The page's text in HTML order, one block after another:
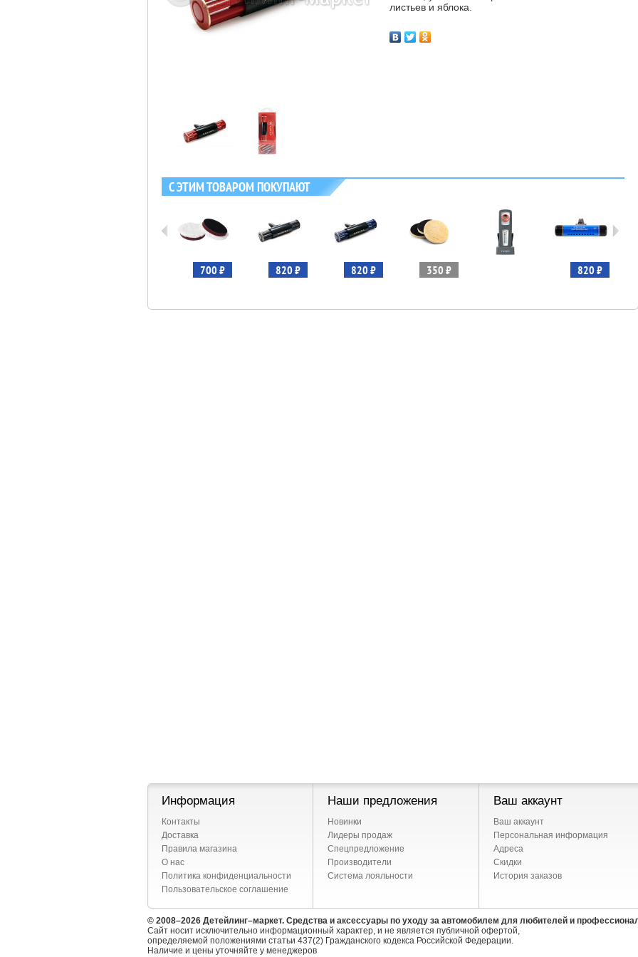
листьев и яблока.
С ЭТИМ ТОВАРОМ ПОКУПАЮТ
700 ₽ 820 ₽ 820 ₽ 350 ₽ 820 ₽
Информация
Контакты
Доставка
Правила магазина
О нас
Политика конфиденциальности
Пользовательское соглашение
Наши предложения
Новинки
Лидеры продаж
Спецпредложение
Производители
Система лояльности
Ваш аккаунт
Ваш аккаунт
Персональная информация
Адреса
Скидки
История заказов
© 2008–2026 Детейлинг–маркет. Средства и аксессуары по уходу за автомобилем для любителей и
Сайт носит исключительно информационный характер, и не является публичной офертой,
определяемой положениями статьи 437(2) Гражданского кодекса Российской Федерации.
Наличие и цены уточняйте у менеджеров